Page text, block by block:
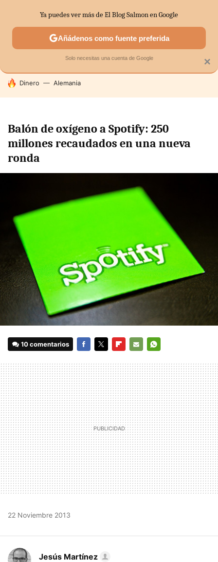
SECTORES ECONOMÍA DOMÉSTICA MERCADOS
HOY SE HABLA DE
Dinero Alemania
Balón de oxígeno a Spotify: 250
millones recaudados en una nueva
ronda
10 comentarios
MAIL
22 Noviembre 2013
Jesús Martínez
×
Ya puedes ver más de El Blog Salmon en Google
Añádenos como fuente preferida
Solo necesitas una cuenta de Google